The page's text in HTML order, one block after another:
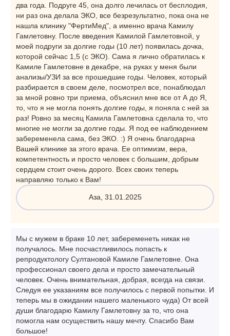
два года. Подруге 45, она долго лечилась от бесплодия,
ни раз она делала ЭКО, все безрезультатно, пока она не
нашла клинику "ФертиМед", а именно врача Камилу
Гамлетовну. После введения Камилой Гамлетовной, у
моей подруги за долгие годы (10 лет) появилась дочка,
которой сейчас 1,5 (с ЭКО). Сама я лично обратилась к
Камиле Гамлетовне в декабре, на руках у меня были
анализы/УЗИ за все прошедшие годы. Человек, который
разбирается в своем деле, посмотрел все, понаблюдал
за мной ровно три приема, объяснил мне все от А до Я,
то, что я не могла понять долгие годы, я поняла с ней за
раз! Ровно за месяц Камила Гамлетовна сделала то, что
многие не могли за долгие годы. Я под ее наблюдением
забеременела сама, без ЭКО. :) Я очень благодарна
Вашей клинике за этого врача. Ее оптимизм, вера,
компетентность и просто человек с большим, добрым
сердцем стоит очень дорого. Всех своих теперь
направляю только к Вам!
Аза, 31.01.2025
Мы с мужем в браке 10 лет, забеременеть никак не
получалось. Мне посчастливилось попасть к
репродуктологу Султановой Камиле Гамлетовне. Она
профессионал своего дела и просто замечательный
человек. Очень внимательная, добрая, всегда на связи.
Следуя ее указаниям все получилось с первой попытки. И
теперь мы в ожидании нашего маленького чуда) От всей
души благодарю Камилу Гамлетовну за то, что она
помогла нам осуществить нашу мечту. Спасибо Вам
большое!